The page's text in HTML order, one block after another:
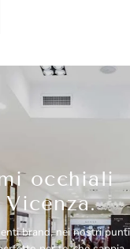
occhiali
brand, nei nostri punti